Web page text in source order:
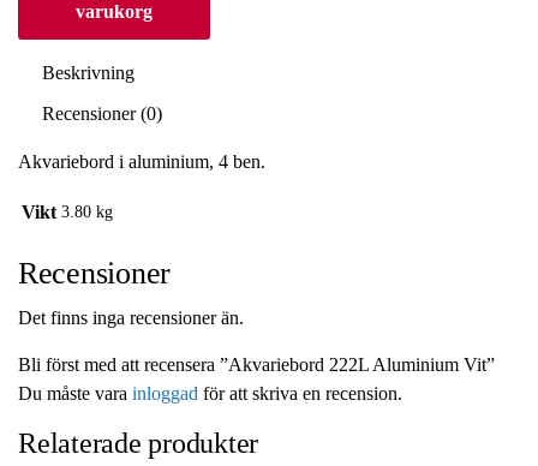
varukorg
Beskrivning
Recensioner (0)
Akvariebord i aluminium, 4 ben.
Vikt 3.80 kg
Recensioner
Det finns inga recensioner än.
Bli först med att recensera ”Akvariebord 222L Aluminium Vit”
Du måste vara inloggad för att skriva en recension.
Relaterade produkter